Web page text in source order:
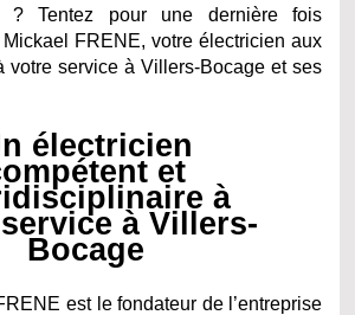
? Tentez pour une dernière fois
Mickael FRENE, votre électricien aux
votre service à Villers-Bocage et ses
électricien
et
à
à Villers-
Bocage
est le fondateur de l’entreprise